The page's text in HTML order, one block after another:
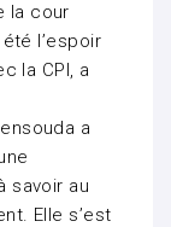
la cour
l’espoir
la CPI, a
a
savoir au
Elle s’est